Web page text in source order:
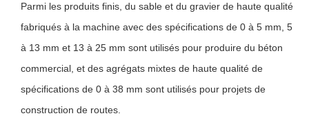
Parmi les produits finis, du sable et du gravier de haute qualité
fabriqués à la machine avec des spécifications de 0 à 5 mm, 5
à 13 mm et 13 à 25 mm sont utilisés pour produire du béton
commercial, et des agrégats mixtes de haute qualité de
spécifications de 0 à 38 mm sont utilisés pour projets de
construction de routes.